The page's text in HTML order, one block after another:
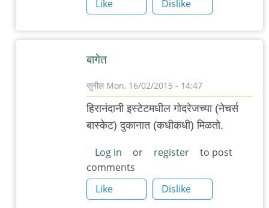
ब्रेड
by
Like
Dislike
बागेत
सुनील Mon, 16/02/2015 - 14:47
In
reply
वेगवेगळे
आंतरराष्ट्रीय
ब्रेड
by
हिरानंदानी इस्टेटमधील गोदरेजच्या (नेचर्स
बास्केट) दुकानात (कधीकधी) मिळतो.
Log in or register
to post
comments
Like
Dislike